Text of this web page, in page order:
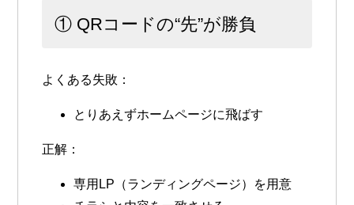
① QRコードの“先”が勝負
よくある失敗：
とりあえずホームページに飛ばす
正解：
専用LP（ランディングページ）を用意